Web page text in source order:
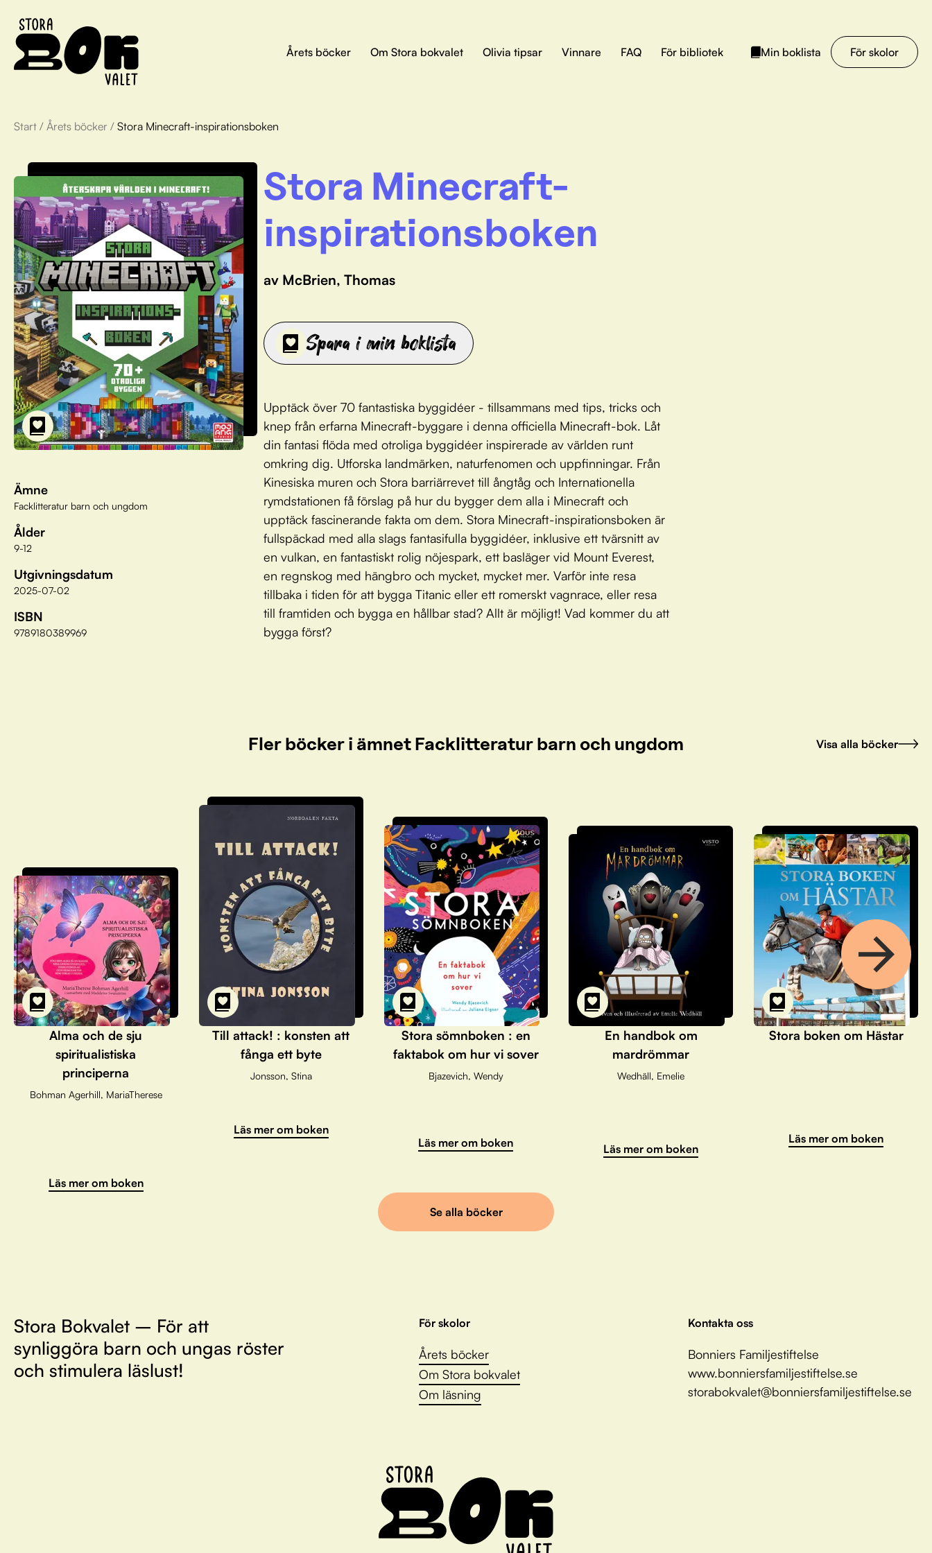
Årets böcker Om Stora bokvalet Olivia tipsar Vinnare FAQ För bibliotek Min boklista För skolor
Start / Årets böcker / Stora Minecraft-inspirationsboken
Ämne
Facklitteratur barn och ungdom
Ålder
9-12
Utgivningsdatum
2025-07-02
ISBN
9789180389969
Stora Minecraft-
inspirationsboken
av McBrien, Thomas
Spara i min boklista
Upptäck över 70 fantastiska byggidéer - tillsammans med tips, tricks och
knep från erfarna Minecraft-byggare i denna officiella Minecraft-bok. Låt
din fantasi flöda med otroliga byggidéer inspirerade av världen runt
omkring dig. Utforska landmärken, naturfenomen och uppfinningar. Från
Kinesiska muren och Stora barriärrevet till ångtåg och Internationella
rymdstationen få förslag på hur du bygger dem alla i Minecraft och
upptäck fascinerande fakta om dem. Stora Minecraft-inspirationsboken är
fullspäckad med alla slags fantasifulla byggidéer, inklusive ett tvärsnitt av
en vulkan, en fantastiskt rolig nöjespark, ett basläger vid Mount Everest,
en regnskog med hängbro och mycket, mycket mer. Varför inte resa
tillbaka i tiden för att bygga Titanic eller ett romerskt vagnrace, eller resa
till framtiden och bygga en hållbar stad? Allt är möjligt! Vad kommer du att
bygga först?
Fler böcker i ämnet Facklitteratur barn och ungdom Visa alla böcker
Alma och de sju
spiritualistiska
principerna
Bohman Agerhill, MariaTherese
Läs mer om boken
Till attack! : konsten att
fånga ett byte
Jonsson, Stina
Läs mer om boken
Stora sömnboken : en
faktabok om hur vi sover
Bjazevich, Wendy
Läs mer om boken
En handbok om
mardrömmar
Wedhäll, Emelie
Läs mer om boken
Stora boken om Hästar
Läs mer om boken
Se alla böcker
Stora Bokvalet – För att
synliggöra barn och ungas röster
och stimulera läslust!
För skolor
Årets böcker
Om Stora bokvalet
Om läsning
Kontakta oss
Bonniers Familjestiftelse
www.bonniersfamiljestiftelse.se
storabokvalet@bonniersfamiljestiftelse.se